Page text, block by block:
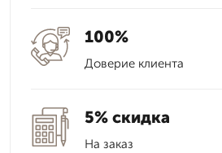
100%
Доверие клиента
5% скидка
На заказ